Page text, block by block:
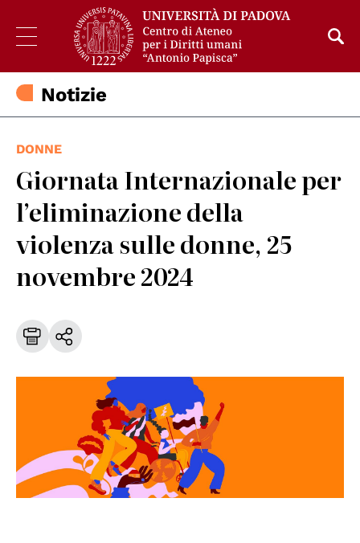
Notizie
DONNE
Giornata Internazionale per
l’eliminazione della
violenza sulle donne, 25
novembre 2024